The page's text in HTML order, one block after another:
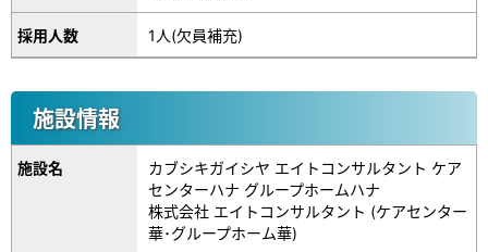
採用人数 1人(欠員補充)
施設情報
施設名
カブシキガイシヤ エイトコンサルタント ケア
センターハナ グループホームハナ
株式会社 エイトコンサルタント (ケアセンター
華･グループホーム華)